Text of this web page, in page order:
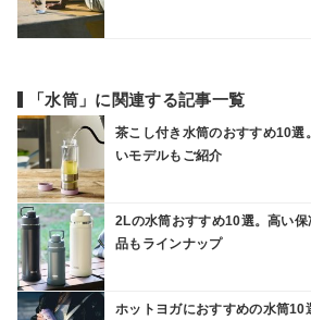
「水筒」に関連する記事一覧
茶こし付き水筒のおすすめ10選
いモデルもご紹介
2Lの水筒おすすめ10選。高い
品もラインナップ
ホットヨガにおすすめの水筒10